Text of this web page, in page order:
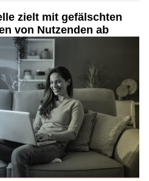
zielt mit gefälschten
von Nutzenden ab